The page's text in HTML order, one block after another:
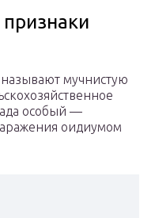
мучнистую
особый —
оидиумом